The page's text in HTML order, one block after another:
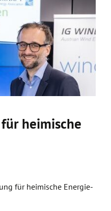
heimische
für heimische Energie-